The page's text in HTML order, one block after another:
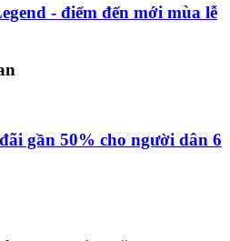
- điểm đến mới mùa lễ
gần 50% cho người dân 6